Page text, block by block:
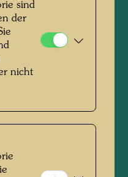
sind
der
nicht